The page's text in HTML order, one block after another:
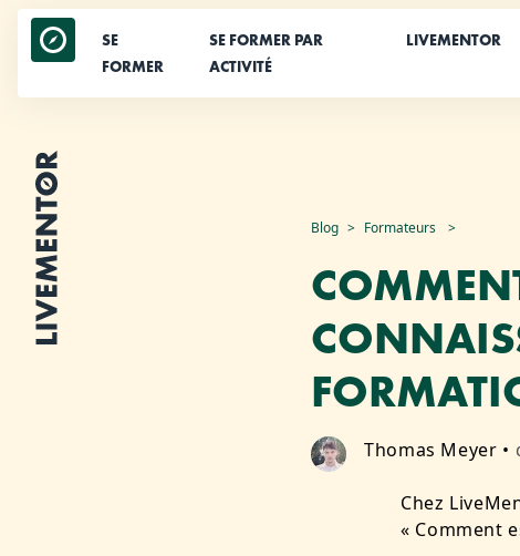
Aller
contenu
SE
FORMER
SE FORMER PAR
ACTIVITÉ
LIVEMENTOR
Blog Formateurs
Thomas Meyer •
Chez
« Comment